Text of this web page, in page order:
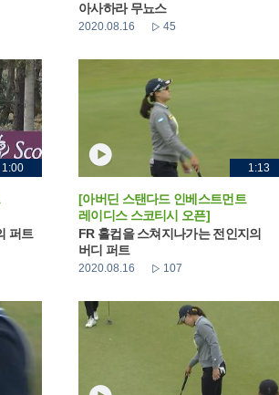
아사하라 무뇨스
2020.08.16 45
1:00
퍼트
1:13
[아버딘 스탠다드 인베스트먼트
레이디스 스코티시 오픈]
FR 홀컵을 스쳐지나가는 전인지의
버디 퍼트
2020.08.16 107